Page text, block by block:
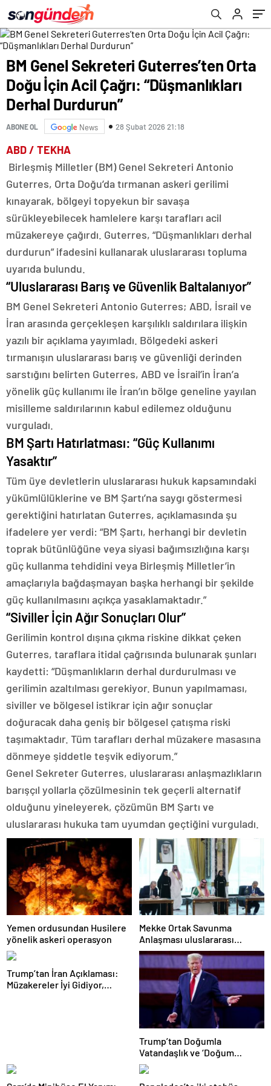
Durdurun”
BM Genel Sekreteri Guterres’ten Orta
Doğu İçin Acil Çağrı: “Düşmanlıkları
Derhal Durdurun”
ABONE OL News 28 Şubat 2026 21:18
ABD / TEKHA
Birleşmiş Milletler (BM) Genel Sekreteri Antonio
Guterres, Orta Doğu’da tırmanan askeri gerilimi
kınayarak, bölgeyi topyekun bir savaşa
sürükleyebilecek hamlelere karşı tarafları acil
müzakereye çağırdı. Guterres, “Düşmanlıkları derhal
durdurun” ifadesini kullanarak uluslararası topluma
uyarıda bulundu.
“Uluslararası Barış ve Güvenlik Baltalanıyor”
BM Genel Sekreteri Antonio Guterres; ABD, İsrail ve
İran arasında gerçekleşen karşılıklı saldırılara ilişkin
yazılı bir açıklama yayımladı. Bölgedeki askeri
tırmanışın uluslararası barış ve güvenliği derinden
sarstığını belirten Guterres, ABD ve İsrail’in İran’a
yönelik güç kullanımı ile İran’ın bölge geneline yayılan
misilleme saldırılarının kabul edilemez olduğunu
vurguladı.
BM Şartı Hatırlatması: “Güç Kullanımı
Yasaktır”
Tüm üye devletlerin uluslararası hukuk kapsamındaki
yükümlülüklerine ve BM Şartı’na saygı göstermesi
gerektiğini hatırlatan Guterres, açıklamasında şu
ifadelere yer verdi: “BM Şartı, herhangi bir devletin
toprak bütünlüğüne veya siyasi bağımsızlığına karşı
güç kullanma tehdidini veya Birleşmiş Milletler’in
amaçlarıyla bağdaşmayan başka herhangi bir şekilde
güç kullanılmasını açıkça yasaklamaktadır.”
“Siviller İçin Ağır Sonuçları Olur”
Gerilimin kontrol dışına çıkma riskine dikkat çeken
Guterres, taraflara itidal çağrısında bulunarak şunları
kaydetti: “Düşmanlıkların derhal durdurulması ve
gerilimin azaltılması gerekiyor. Bunun yapılmaması,
siviller ve bölgesel istikrar için ağır sonuçlar
doğuracak daha geniş bir bölgesel çatışma riski
taşımaktadır. Tüm tarafları derhal müzakere masasına
dönmeye şiddetle teşvik ediyorum.”
Genel Sekreter Guterres, uluslararası anlaşmazlıkların
barışçıl yollarla çözülmesinin tek geçerli alternatif
olduğunu yineleyerek, çözümün BM Şartı ve
uluslararası hukuka tam uyumdan geçtiğini vurguladı.
Yemen ordusundan Husilere
yönelik askeri operasyon
Mekke Ortak Savunma
Anlaşması uluslararası
basında geniş yankı uyandırdı
Trump’tan İran Açıklaması:
Müzakereler İyi Gidiyor,
Trump’tan Doğumla
Vatandaşlık ve ‘Doğum
Turizmi’ Kararnamesi